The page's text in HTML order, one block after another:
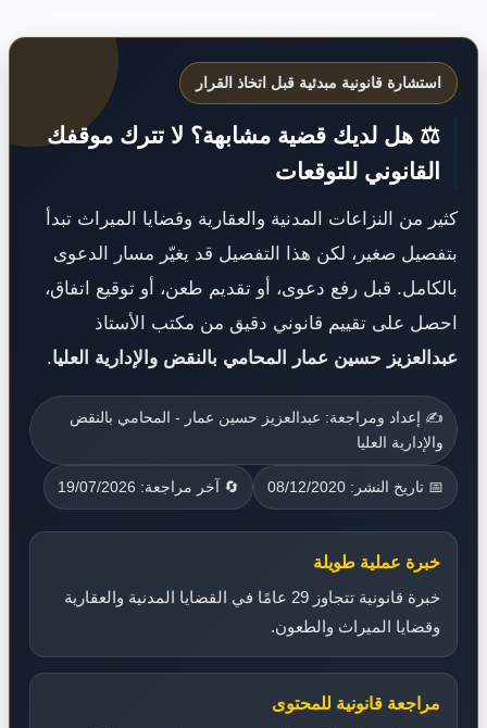
استشارة قانونية مبدئية قبل اتخاذ القرار
⚖️ هل لديك قضية مشابهة؟ لا تترك موقفك
القانوني للتوقعات
كثير من النزاعات المدنية والعقارية وقضايا الميراث تبدأ
بتفصيل صغير، لكن هذا التفصيل قد يغيّر مسار الدعوى
بالكامل. قبل رفع دعوى، أو تقديم طعن، أو توقيع اتفاق،
احصل على تقييم قانوني دقيق من مكتب الأستاذ
عبدالعزيز حسين عمار المحامي بالنقض والإدارية العليا.
✍️ إعداد ومراجعة: عبدالعزيز حسين عمار - المحامي بالنقض
والإدارية العليا
📅 تاريخ النشر: 08/12/2020 🔄 آخر مراجعة: 19/07/2026
خبرة عملية طويلة
خبرة قانونية تتجاوز 29 عامًا في القضايا المدنية والعقارية
وقضايا الميراث والطعون.
مراجعة قانونية للمحتوى